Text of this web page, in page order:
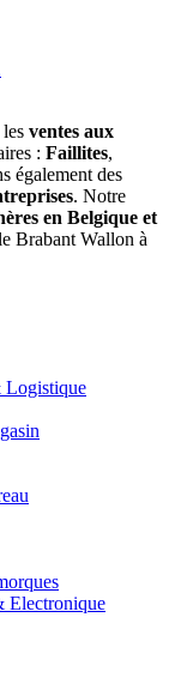
ventes aux
: Faillites,
également des
. Notre
en Belgique et
Brabant Wallon à
Logistique
Electronique